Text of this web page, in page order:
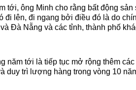
tới, ông Minh cho rằng bất động
đi lên, đi ngang bởi điều đó là do
Đà Nẵng và các tỉnh, thành phố
năm tới là tiếp tục mở rộng thêm
duy trì lượng hàng trong vòng 10